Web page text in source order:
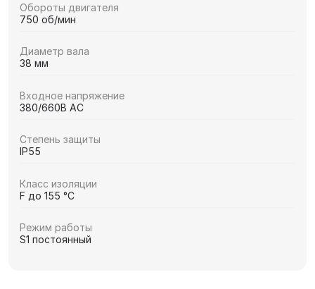
Обороты двигателя
750 об/мин
Диаметр вала
38 мм
Входное напряжение
380/660В AC
Степень защиты
IP55
Класс изоляции
F до 155 °C
Режим работы
S1 постоянный